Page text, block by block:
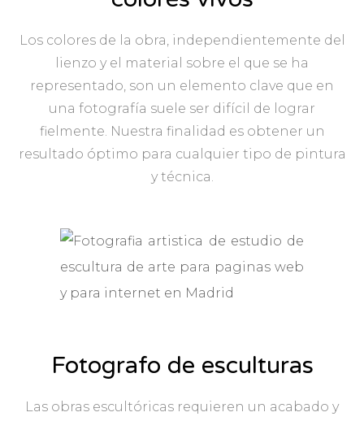
Los colores de la obra, independientemente del
lienzo y el material sobre el que se ha
representado, son un elemento clave que en
una fotografía suele ser difícil de lograr
fielmente. Nuestra finalidad es obtener un
resultado óptimo para cualquier tipo de pintura
y técnica.
Fotografo de esculturas
Las obras escultóricas requieren un acabado y